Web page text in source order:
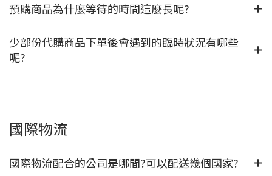
預購商品為什麼等待的時間這麼長呢?
少部份代購商品下單後會遇到的臨時狀況有哪些
呢?
國際物流
國際物流配合的公司是哪間?可以配送幾個國家?